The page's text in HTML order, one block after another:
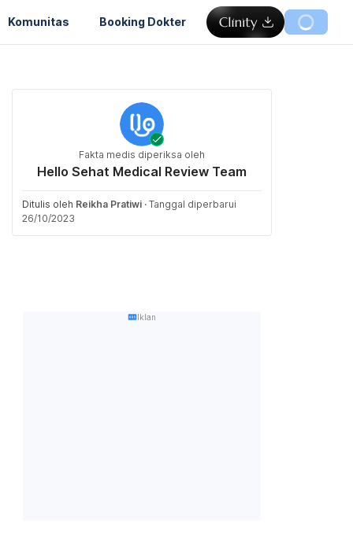
Komunitas Booking Dokter
Fakta medis diperiksa oleh
Hello Sehat Medical Review Team
Ditulis oleh Reikha Pratiwi · Tanggal diperbarui
26/10/2023
Iklan